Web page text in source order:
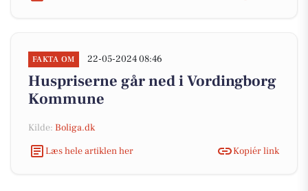
FAKTA OM 22-05-2024 08:46
Huspriserne går ned i Vordingborg
Kommune
Kilde: Boliga.dk
Læs hele artiklen her
Kopiér link